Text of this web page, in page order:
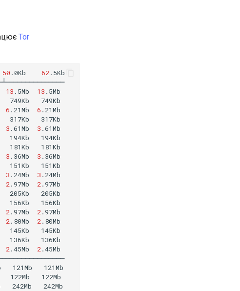
Tor
50 .0Kb 62 .5Kb
13 .5Mb 13
749Kb
749Kb
6 .21Mb 6
317Kb
317Kb
3 .61Mb 3
194Kb
194Kb
181Kb
3 .36Mb 3 .36Mb
151Kb
3 .24Mb 3 .24Mb
2 .97Mb 2
205Kb
205Kb
156Kb
2 .97Mb 2 .97Mb
2 .80Mb 2
145Kb
145Kb
136Kb
2 .45Mb 2 .45Mb
121Mb
121Mb
122Mb
122Mb
242Mb